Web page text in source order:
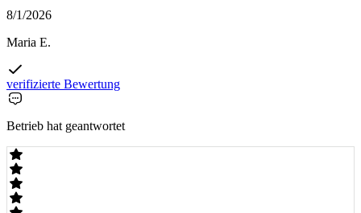
8/1/2026
Maria E.
verifizierte Bewertung
Betrieb hat geantwortet